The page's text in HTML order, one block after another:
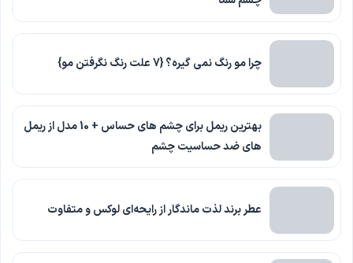
چرا مو رنگ نمی گیره؟ {7 علت رنگ نگرفتن مو}
بهترین ریمل برای چشم های حساس + 10 مدل از ریمل
های ضد حساسیت چشم
عطر برند لذت ماندگار از رایحه‌ای لوکس و متفاوت